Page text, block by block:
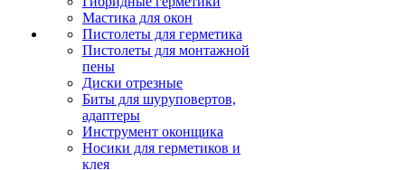
Мастика для окон
Пистолеты для герметика
Пистолеты для монтажной
пены
Диски отрезные
Биты для шуруповертов,
адаптеры
Инструмент оконщика
Носики для герметиков и
клея